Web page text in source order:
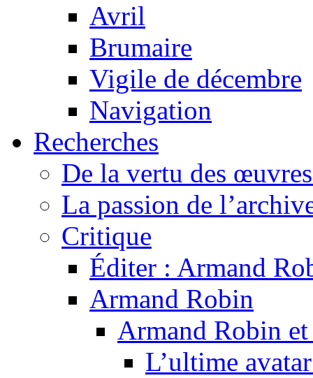
Avril
Brumaire
Vigile de décembre
Navigation
Recherches
De la vertu des
La passion de
Critique
Éditer : Armand
Armand Robin
Armand Robin
L’ultime